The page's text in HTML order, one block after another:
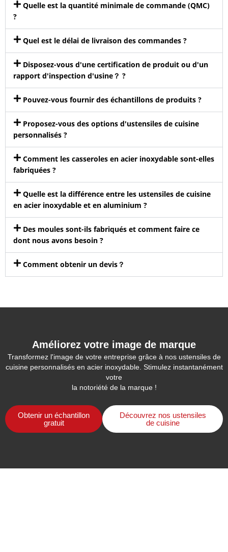
Quelle est la quantité minimale de commande (QMC)
?
Quel est le délai de livraison des commandes ?
Disposez-vous d'une certification de produit ou d'un
rapport d'inspection d'usine？ ?
Pouvez-vous fournir des échantillons de produits ?
Proposez-vous des options d'ustensiles de cuisine
personnalisés ?
Comment les casseroles en acier inoxydable sont-elles
fabriquées ?
Quelle est la différence entre les ustensiles de cuisine
en acier inoxydable et en aluminium ?
Des moules sont-ils fabriqués et comment faire ce
dont nous avons besoin ?
Comment obtenir un devis？
Améliorez votre image de marque
Transformez l'image de votre entreprise grâce à nos ustensiles de
cuisine personnalisés en acier inoxydable. Stimulez instantanément
votre
la notoriété de la marque !
Obtenir un échantillon
gratuit
Découvrez nos ustensiles
de cuisine